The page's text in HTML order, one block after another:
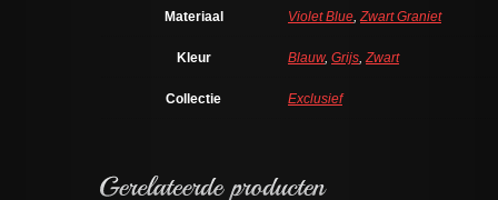
Materiaal Violet Blue,Zwart Graniet
Kleur Blauw, Grijs,Zwart
Collectie Exclusief